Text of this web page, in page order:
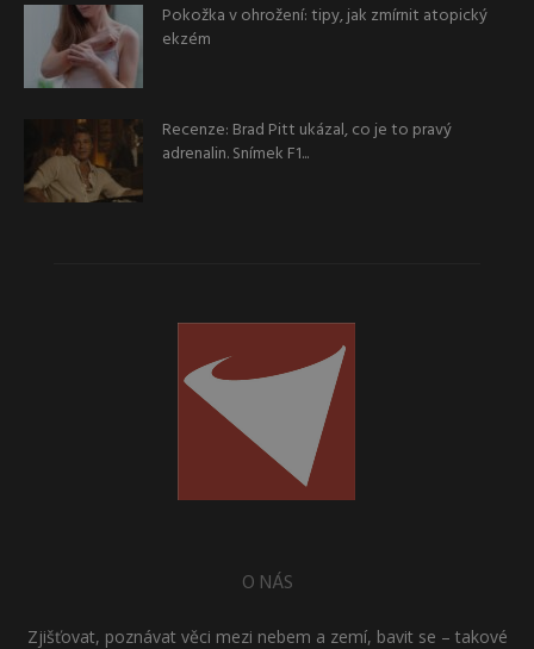
Pokožka v ohrožení: tipy, jak zmírnit atopický
ekzém
Recenze: Brad Pitt ukázal, co je to pravý
adrenalin. Snímek F1...
O NÁS
Zjišťovat, poznávat věci mezi nebem a zemí, bavit se – takové